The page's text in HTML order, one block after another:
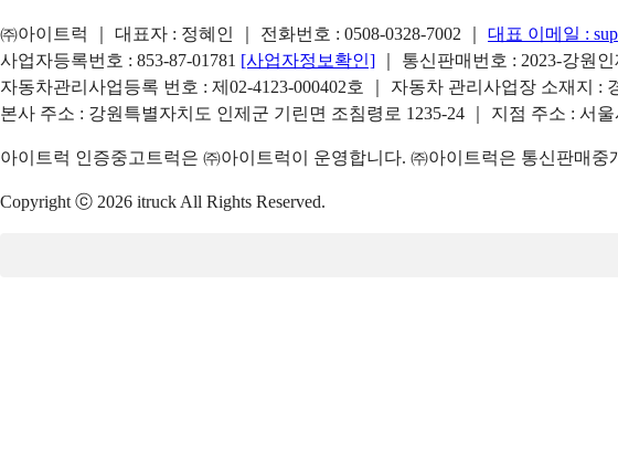
㈜아이트럭 ｜ 대표자 : 정혜인 ｜ 전화번호 : 0508-0328-7002 대표 이메일 :
사업자등록번호 : 853-87-01781 [사업자정보확인]
｜ 통신판매번호 : 2023-강원
자동차관리사업등록 번호 : 제02-4123-000402호 ｜ 자동차 관리사업장 소재지 :
본사 주소 : 강원특별자치도 인제군 기린면 조침령로 1235-24 ｜ 지점 주소 : 서
아이트럭 인증중고트럭은 ㈜아이트럭이 운영합니다. ㈜아이트럭은 통신판매
Copyright ⓒ 2026 itruck All Rights Reserved.